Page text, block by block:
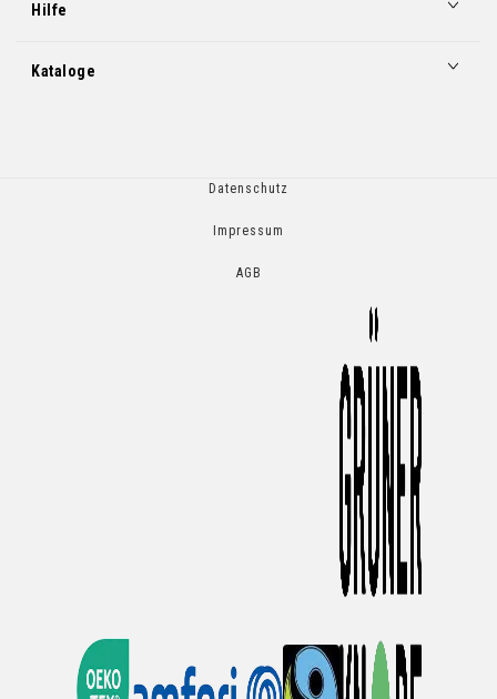
Hilfe
Kataloge
Datenschutz
Impressum
AGB